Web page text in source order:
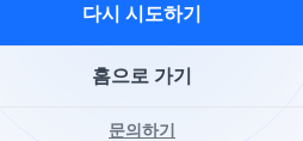
다시 시도하기
홈으로 가기
문의하기